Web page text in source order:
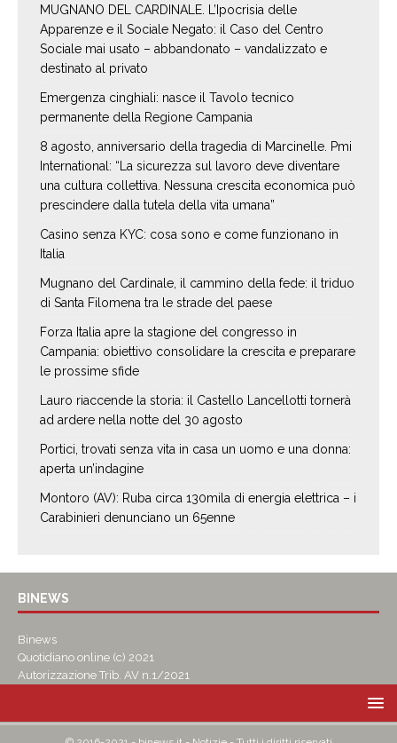
MUGNANO DEL CARDINALE. L’Ipocrisia delle
Apparenze e il Sociale Negato: il Caso del Centro
Sociale mai usato – abbandonato – vandalizzato e
destinato al privato
Emergenza cinghiali: nasce il Tavolo tecnico
permanente della Regione Campania
8 agosto, anniversario della tragedia di Marcinelle. Pmi
International: “La sicurezza sul lavoro deve diventare
una cultura collettiva. Nessuna crescita economica può
prescindere dalla tutela della vita umana”
Casino senza KYC: cosa sono e come funzionano in
Italia
Mugnano del Cardinale, il cammino della fede: il triduo
di Santa Filomena tra le strade del paese
Forza Italia apre la stagione del congresso in
Campania: obiettivo consolidare la crescita e preparare
le prossime sfide
Lauro riaccende la storia: il Castello Lancellotti tornerà
ad ardere nella notte del 30 agosto
Portici, trovati senza vita in casa un uomo e una donna:
aperta un’indagine
Montoro (AV): Ruba circa 130mila di energia elettrica – i
Carabinieri denunciano un 65enne
BINEWS
Binews
Quotidiano online (c) 2021
Autorizzazione Trib. AV n.1/2021